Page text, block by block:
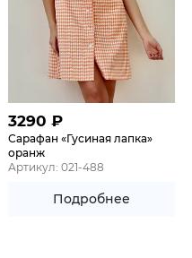
3290 ₽
Сарафан «Гусиная лапка»
оранж
Артикул: 021-488
Подробнее